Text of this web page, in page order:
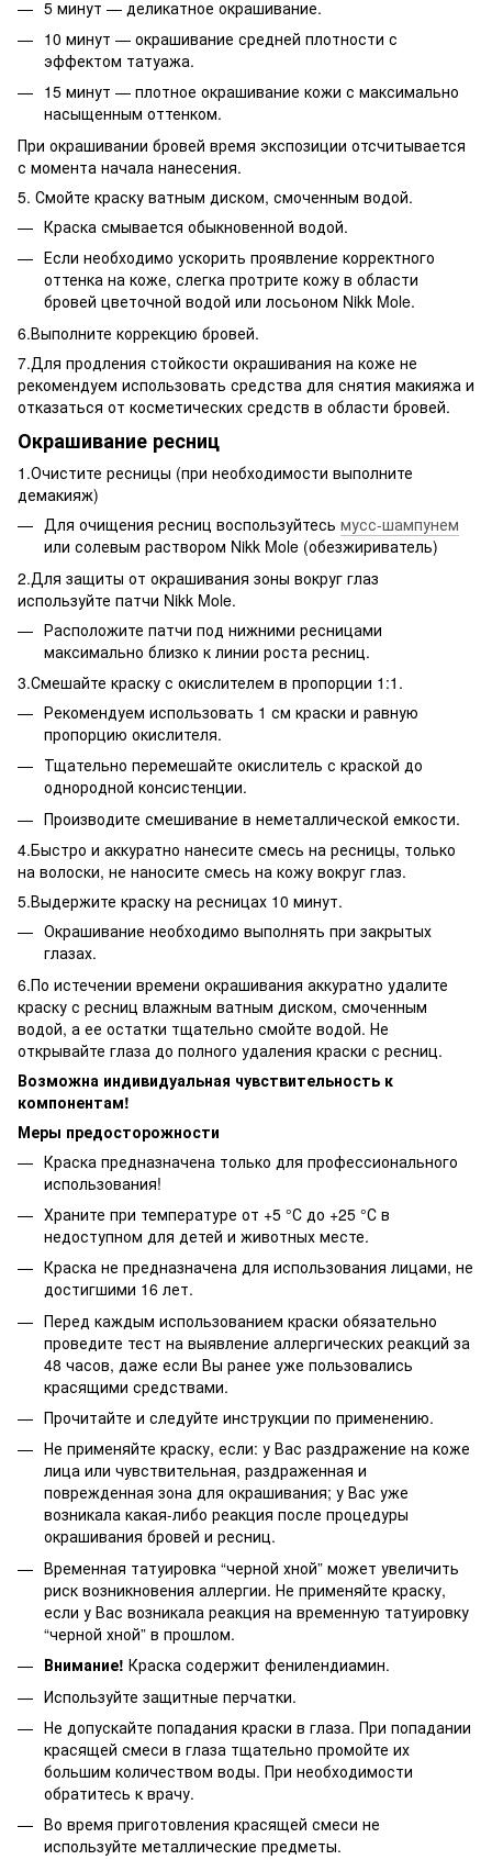
5 минут — деликатное окрашивание.
10 минут — окрашивание средней плотности с
эффектом татуажа.
15 минут — плотное окрашивание кожи с максимально
насыщенным оттенком.
При окрашивании бровей время экспозиции отсчитывается
с момента начала нанесения.
5. Смойте краску ватным диском, смоченным водой.
Краска смывается обыкновенной водой.
Если необходимо ускорить проявление корректного
оттенка на коже, слегка протрите кожу в области
бровей цветочной водой или лосьоном Nikk Mole.
6.Выполните коррекцию бровей.
7.Для продления стойкости окрашивания на коже не
рекомендуем использовать средства для снятия макияжа и
отказаться от косметических средств в области бровей.
Окрашивание ресниц
1.Очистите ресницы (при необходимости выполните
демакияж)
Для очищения ресниц воспользуйтесь мусс-шампунем
или солевым раствором Nikk Mole (обезжириватель)
2.Для защиты от окрашивания зоны вокруг глаз
используйте патчи Nikk Mole.
Расположите патчи под нижними ресницами
максимально близко к линии роста ресниц.
3.Смешайте краску с окислителем в пропорции 1:1.
Рекомендуем использовать 1 см краски и равную
пропорцию окислителя.
Тщательно перемешайте окислитель с краской до
однородной консистенции.
Производите смешивание в неметаллической емкости.
4.Быстро и аккуратно нанесите смесь на ресницы, только
на волоски, не наносите смесь на кожу вокруг глаз.
5.Выдержите краску на ресницах 10 минут.
Окрашивание необходимо выполнять при закрытых
глазах.
6.По истечении времени окрашивания аккуратно удалите
краску с ресниц влажным ватным диском, смоченным
водой, а ее остатки тщательно смойте водой. Не
открывайте глаза до полного удаления краски с ресниц.
Возможна индивидуальная чувствительность к
компонентам!
Меры предосторожности
Краска предназначена только для профессионального
использования!
Храните при температуре от +5 °С до +25 °С в
недоступном для детей и животных месте.
Краска не предназначена для использования лицами, не
достигшими 16 лет.
Перед каждым использованием краски обязательно
проведите тест на выявление аллергических реакций за
48 часов, даже если Вы ранее уже пользовались
красящими средствами.
Прочитайте и следуйте инструкции по применению.
Не применяйте краску, если: у Вас раздражение на коже
лица или чувствительная, раздраженная и
поврежденная зона для окрашивания; у Вас уже
возникала какая-либо реакция после процедуры
окрашивания бровей и ресниц.
Временная татуировка “черной хной” может увеличить
риск возникновения аллергии. Не применяйте краску,
если у Вас возникала реакция на временную татуировку
“черной хной” в прошлом.
Внимание! Краска содержит фенилендиамин.
Используйте защитные перчатки.
Не допускайте попадания краски в глаза. При попадании
красящей смеси в глаза тщательно промойте их
большим количеством воды. При необходимости
обратитесь к врачу.
Во время приготовления красящей смеси не
используйте металлические предметы.